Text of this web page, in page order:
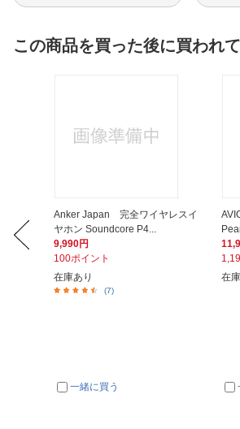
この商品を買った後に買われ
Anker Japan 完全ワイヤレスイ
ヤホン Soundcore P4...
9,990円
100ポイント
在庫あり
(7)
一緒に買う
在